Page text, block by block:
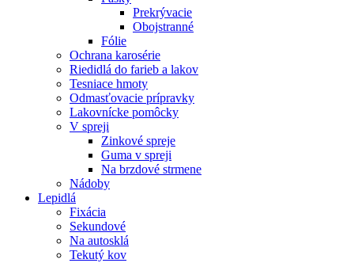
Prekrývacie
Obojstranné
Fólie
Ochrana karosérie
Riedidlá do farieb a lakov
Tesniace hmoty
Odmasťovacie prípravky
Lakovnícke pomôcky
V spreji
Zinkové spreje
Guma v spreji
Na brzdové strmene
Nádoby
Lepidlá
Fixácia
Sekundové
Na autosklá
Tekutý kov